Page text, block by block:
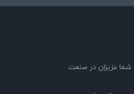
به شما عزیزان در صنعت